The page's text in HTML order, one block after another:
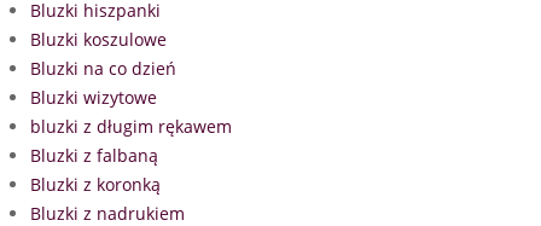
Bluzki hiszpanki
Bluzki koszulowe
Bluzki na co dzień
Bluzki wizytowe
bluzki z długim rękawem
Bluzki z falbaną
Bluzki z koronką
Bluzki z nadrukiem